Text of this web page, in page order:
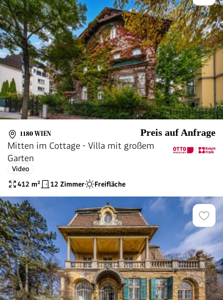
1180 WIEN Preis auf Anfrage
Mitten im Cottage - Villa mit großem
Garten
Video
412 m² 12 Zimmer Freifläche